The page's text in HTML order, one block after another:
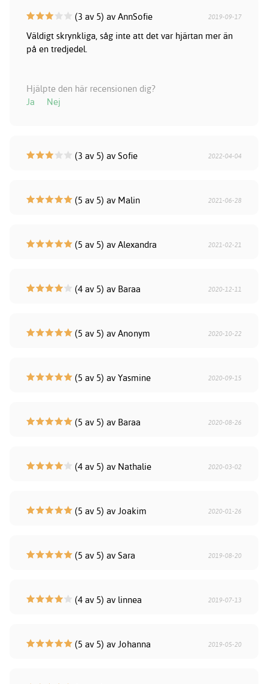
(3 av 5) av AnnSofie 2019-09-17
Väldigt skrynkliga, såg inte att det var hjärtan mer än
på en tredjedel.
Hjälpte den här recensionen dig?
Ja
Nej
(3 av 5) av Sofie 2022-04-04
(5 av 5) av Malin 2021-06-28
(5 av 5) av Alexandra 2021-02-21
(4 av 5) av Baraa 2020-12-11
(5 av 5) av Anonym 2020-10-22
(5 av 5) av Yasmine 2020-09-15
(5 av 5) av Baraa 2020-08-26
(4 av 5) av Nathalie 2020-03-02
(5 av 5) av Joakim 2020-01-26
(5 av 5) av Sara 2019-08-20
(4 av 5) av linnea 2019-07-13
(5 av 5) av Johanna 2019-05-20